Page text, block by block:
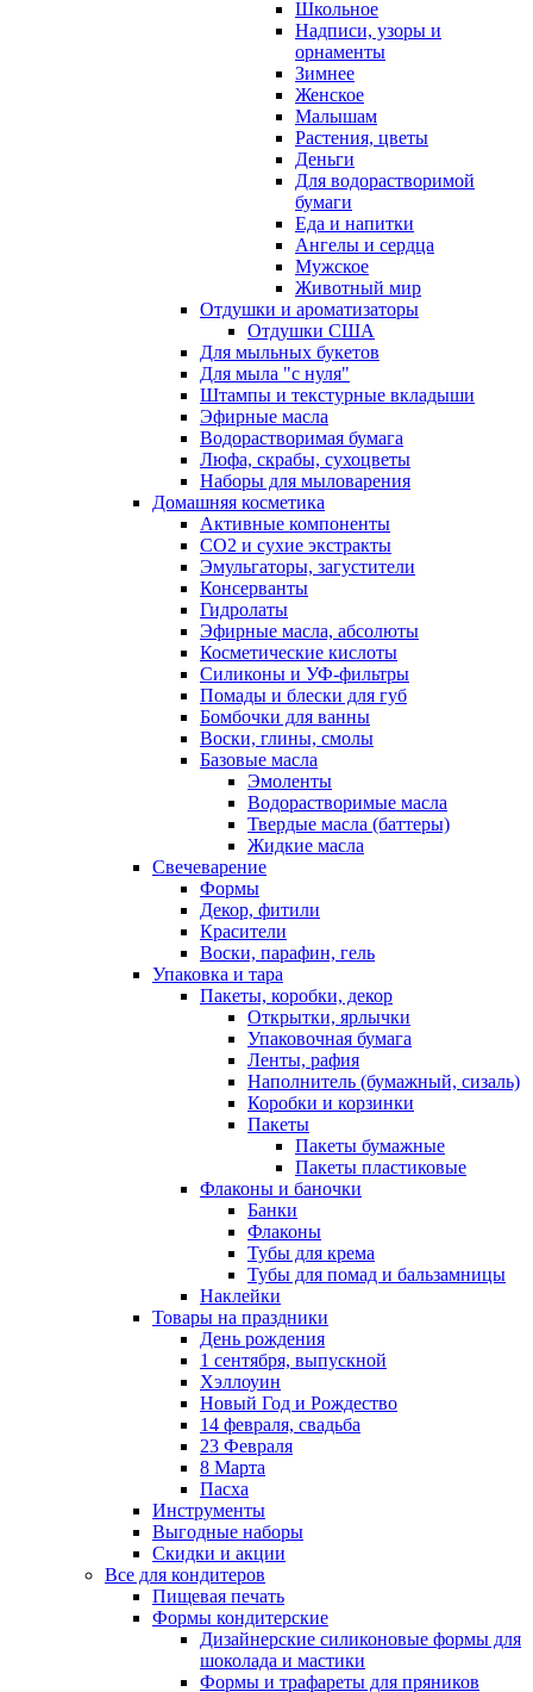
Школьное
Надписи, узоры и
орнаменты
Зимнее
Женское
Малышам
Растения, цветы
Деньги
Для водорастворимой
бумаги
Еда и напитки
Ангелы и сердца
Мужское
Животный мир
Отдушки и ароматизаторы
Отдушки США
Для мыльных букетов
Для мыла "с нуля"
Штампы и текстурные вкладыши
Эфирные масла
Водорастворимая бумага
Люфа, скрабы, сухоцветы
Наборы для мыловарения
Домашняя косметика
Активные компоненты
СО2 и сухие экстракты
Эмульгаторы, загустители
Консерванты
Гидролаты
Эфирные масла, абсолюты
Косметические кислоты
Силиконы и УФ-фильтры
Помады и блески для губ
Бомбочки для ванны
Воски, глины, смолы
Базовые масла
Эмоленты
Водорастворимые масла
Твердые масла (баттеры)
Жидкие масла
Свечеварение
Формы
Декор, фитили
Красители
Воски, парафин, гель
Упаковка и тара
Пакеты, коробки, декор
Открытки, ярлычки
Упаковочная бумага
Ленты, рафия
Наполнитель (бумажный, сизаль)
Коробки и корзинки
Пакеты
Пакеты бумажные
Пакеты пластиковые
Флаконы и баночки
Банки
Флаконы
Тубы для крема
Тубы для помад и бальзамницы
Наклейки
Товары на праздники
День рождения
1 сентября, выпускной
Хэллоуин
Новый Год и Рождество
14 февраля, свадьба
23 Февраля
8 Марта
Пасха
Инструменты
Выгодные наборы
Скидки и акции
Все для кондитеров
Пищевая печать
Формы кондитерские
Дизайнерские силиконовые формы для
шоколада и мастики
Формы и трафареты для пряников